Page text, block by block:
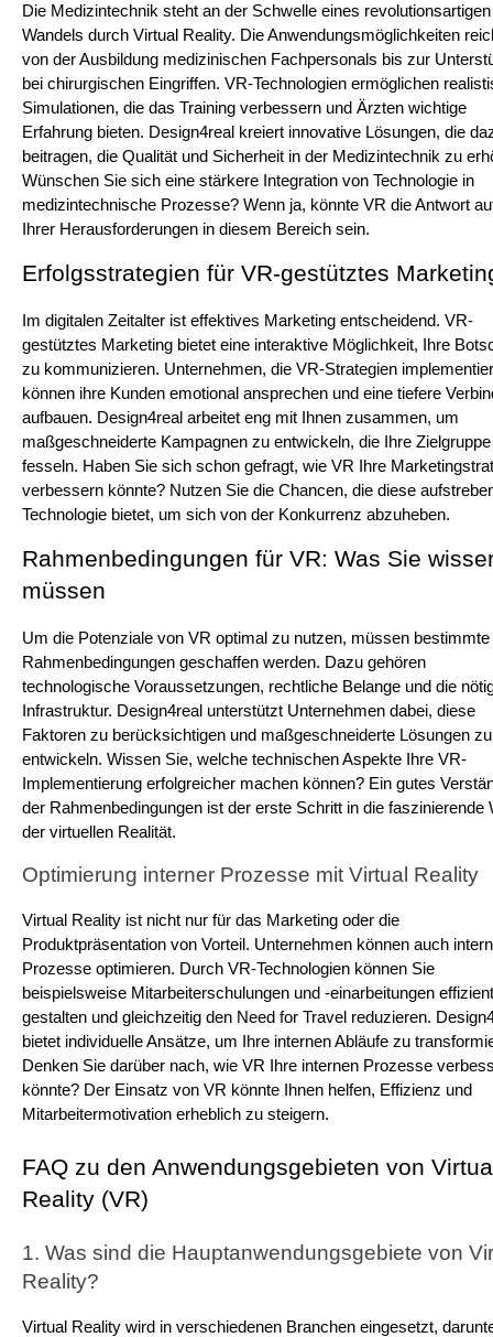
Die Medizintechnik steht an der Schwelle eines revolutionsartigen
Wandels durch Virtual Reality. Die Anwendungsmöglichkeiten
von der Ausbildung medizinischen Fachpersonals bis zur
bei chirurgischen Eingriffen. VR-Technologien ermöglichen
Simulationen, die das Training verbessern und Ärzten wichtige
Erfahrung bieten. Design4real kreiert innovative Lösungen, die
beitragen, die Qualität und Sicherheit in der Medizintechnik zu
Wünschen Sie sich eine stärkere Integration von Technologie in
medizintechnische Prozesse? Wenn ja, könnte VR die Antwort
Ihrer Herausforderungen in diesem Bereich sein.
Erfolgsstrategien für VR-gestütztes
Im digitalen Zeitalter ist effektives Marketing entscheidend. VR-
gestütztes Marketing bietet eine interaktive Möglichkeit, Ihre
zu kommunizieren. Unternehmen, die VR-Strategien
können ihre Kunden emotional ansprechen und eine tiefere
aufbauen. Design4real arbeitet eng mit Ihnen zusammen, um
maßgeschneiderte Kampagnen zu entwickeln, die Ihre Zielgruppe
fesseln. Haben Sie sich schon gefragt, wie VR Ihre
verbessern könnte? Nutzen Sie die Chancen, die diese
Technologie bietet, um sich von der Konkurrenz abzuheben.
Rahmenbedingungen für VR: Was Sie
müssen
Um die Potenziale von VR optimal zu nutzen, müssen bestimmte
Rahmenbedingungen geschaffen werden. Dazu gehören
technologische Voraussetzungen, rechtliche Belange und die
Infrastruktur. Design4real unterstützt Unternehmen dabei, diese
Faktoren zu berücksichtigen und maßgeschneiderte Lösungen zu
entwickeln. Wissen Sie, welche technischen Aspekte Ihre VR-
Implementierung erfolgreicher machen können? Ein gutes
der Rahmenbedingungen ist der erste Schritt in die faszinierende
der virtuellen Realität.
Optimierung interner Prozesse mit Virtual Reality
Virtual Reality ist nicht nur für das Marketing oder die
Produktpräsentation von Vorteil. Unternehmen können auch
Prozesse optimieren. Durch VR-Technologien können Sie
beispielsweise Mitarbeiterschulungen und -einarbeitungen
gestalten und gleichzeitig den Need for Travel reduzieren.
bietet individuelle Ansätze, um Ihre internen Abläufe zu
Denken Sie darüber nach, wie VR Ihre internen Prozesse
könnte? Der Einsatz von VR könnte Ihnen helfen, Effizienz und
Mitarbeitermotivation erheblich zu steigern.
FAQ zu den Anwendungsgebieten von
Reality (VR)
1. Was sind die Hauptanwendungsgebiete von
Reality?
Virtual Reality wird in verschiedenen Branchen eingesetzt,